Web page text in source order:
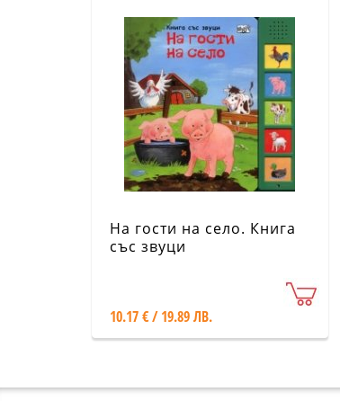
На гости на село. Книга
със звуци
10.17 € / 19.89 ЛВ.